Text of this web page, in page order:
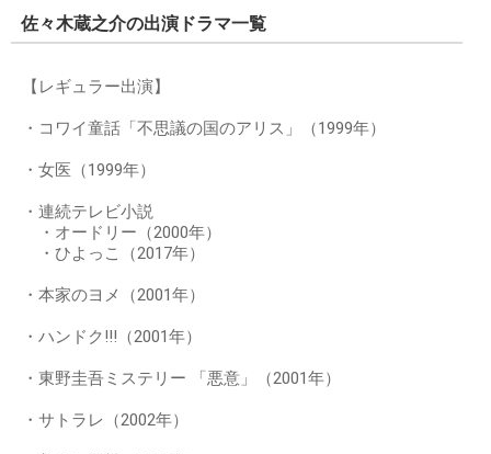
佐々木蔵之介の出演ドラマ一覧
【レギュラー出演】
・コワイ童話「不思議の国のアリス」（1999年）
・女医（1999年）
・連続テレビ小説
・オードリー（2000年）
・ひよっこ（2017年）
・本家のヨメ（2001年）
・ハンドク!!!（2001年）
・東野圭吾ミステリー 「悪意」（2001年）
・サトラレ（2002年）